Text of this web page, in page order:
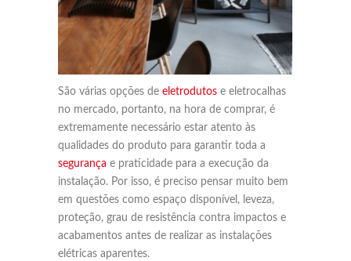
São várias opções de eletrodutos e eletrocalhas
no mercado, portanto, na hora de comprar, é
extremamente necessário estar atento às
qualidades do produto para garantir toda a
segurança e praticidade para a execução da
instalação. Por isso, é preciso pensar muito bem
em questões como espaço disponível, leveza,
proteção, grau de resistência contra impactos e
acabamentos antes de realizar as instalações
elétricas aparentes.